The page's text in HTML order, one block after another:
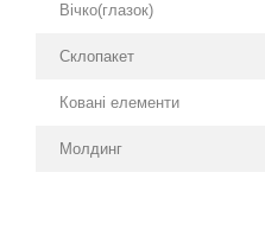
Вічко(глазок)
Склопакет
Ковані елементи
Молдинг